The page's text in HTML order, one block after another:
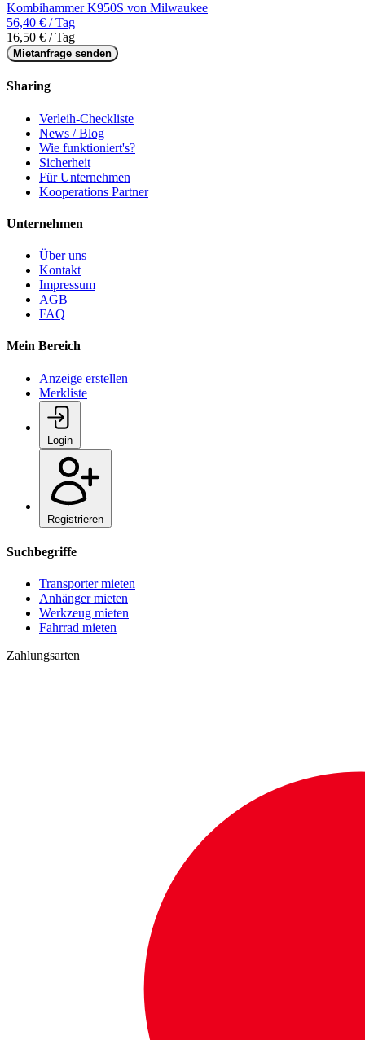
Kombihammer K950S von Milwaukee
56,40 € / Tag
16,50 € / Tag
Mietanfrage senden
Sharing
Verleih-Checkliste
News / Blog
Wie funktioniert's?
Sicherheit
Für Unternehmen
Kooperations Partner
Unternehmen
Über uns
Kontakt
Impressum
AGB
FAQ
Mein Bereich
Anzeige erstellen
Merkliste
Login
Registrieren
Suchbegriffe
Transporter mieten
Anhänger mieten
Werkzeug mieten
Fahrrad mieten
Zahlungsarten